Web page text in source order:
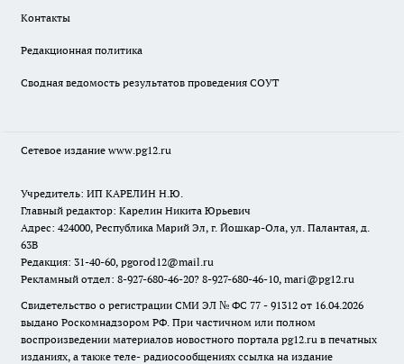
Контакты
Редакционная политика
Сводная ведомость результатов проведения СОУТ
Сетевое издание www.pg12.ru
Учредитель: ИП КАРЕЛИН Н.Ю.
Главный редактор: Карелин Никита Юрьевич
Адрес: 424000, Республика Марий Эл, г. Йошкар-Ола, ул. Палантая, д.
63В
Редакция: 31-40-60, pgorod12@mail.ru
Рекламный отдел: 8-927-680-46-20? 8-927-680-46-10, mari@pg12.ru
Свидетельство о регистрации СМИ ЭЛ № ФС 77 - 91312 от 16.04.2026
выдано Роскомнадзором РФ. При частичном или полном
воспроизведении материалов новостного портала pg12.ru в печатных
изданиях, а также теле- радиосообщениях ссылка на издание